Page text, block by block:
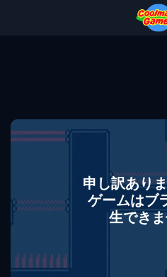
申し訳あり
ゲームはブ
生できま